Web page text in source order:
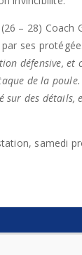
– 28) Coach
ses
défensive, et
de la poule.
sur des détails,
samedi